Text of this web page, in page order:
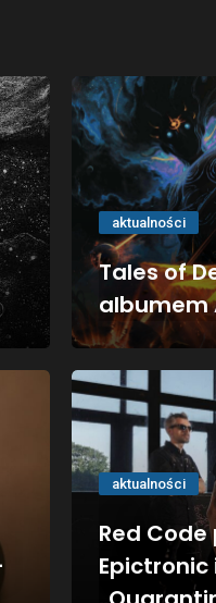
aktualności
Tales of
albumem
aktualności
Red